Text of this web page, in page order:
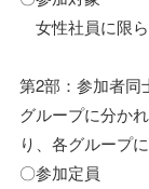
女性社員に限
第2部：参加者同
グループに分か
り、各グループ
〇参加定員